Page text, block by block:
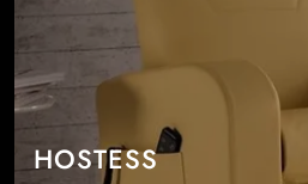
HOSTESS